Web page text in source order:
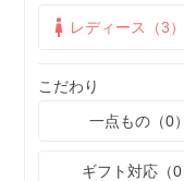
レディース（3）
こだわり
一点もの（0）
ギフト対応（0